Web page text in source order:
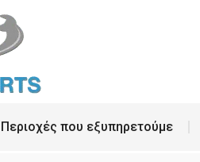
Περιοχές που εξυπηρετούμε